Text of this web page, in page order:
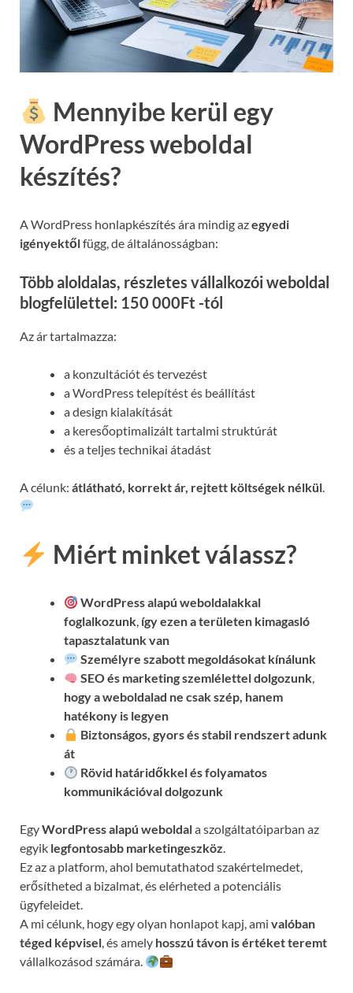
Mennyibe kerül egy
WordPress weboldal
készítés?
A WordPress honlapkészítés ára mindig azegyedi
igényektőlfügg, de általánosságban:
Több aloldalas, részletes vállalkozói weboldal
blogfelülettel: 150 000Ft -tól
Az ár tartalmazza:
a konzultációt és tervezést
a WordPress telepítést és beállítást
a design kialakítását
a keresőoptimalizált tartalmi struktúrát
és a teljes technikai átadást
A célunk: átlátható, korrekt ár, rejtett költségek nélkül
Miért minket válassz?
WordPress alapú weboldalakkal
foglalkozunk, így ezen a területen kimagasló
tapasztalatunk van
Személyre szabott megoldásokat kínálunk
SEO és marketing szemlélettel dolgozunk,
hogy a weboldalad ne csak szép, hanem
hatékony is legyen
Biztonságos, gyors és stabil rendszert adunk
át
Rövid határidőkkel és folyamatos
kommunikációvaldolgozunk
EgyWordPress alapú weboldala szolgáltatóiparban az
egyik legfontosabb marketingeszköz.
Ez az a platform, ahol bemutathatod szakértelmedet,
erősítheted a bizalmat, és elérheted a potenciális
ügyfeleidet.
A mi célunk, hogy egy olyan honlapot kapj, ami valóban
téged képvisel, és amely hosszú távon is értéket teremt
vállalkozásod számára.